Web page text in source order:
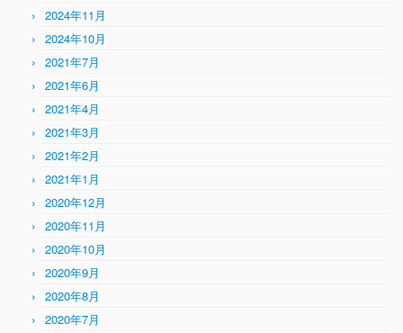
2024年11月
2024年10月
2021年7月
2021年6月
2021年4月
2021年3月
2021年2月
2021年1月
2020年12月
2020年11月
2020年10月
2020年9月
2020年8月
2020年7月